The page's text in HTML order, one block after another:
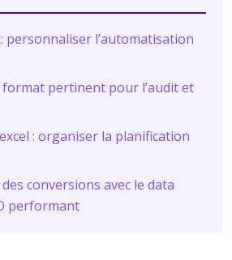
personnaliser l’automatisation
format pertinent pour l’audit et
: organiser la planification
conversions avec le data
performant